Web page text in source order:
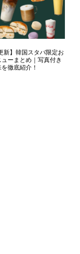
新】韓国スタバ限定お
ーまとめ｜写真付き
徹底紹介！